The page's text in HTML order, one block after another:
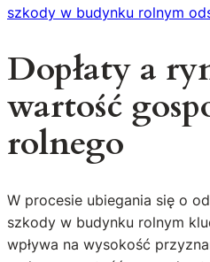
szkody w budynku rolnym
Dopłaty a
wartość
rolnego
W procesie ubiegania się o
szkody w budynku rolnym
wpływa na wysokość